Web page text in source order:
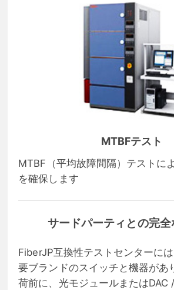
MTBFテスト
MTBF（平均故障間隔）テストに
を確保します
サードパーティとの完
FiberJP互換性テストセンターに
要ブランドのスイッチと機器があ
荷前に、光モジュールまたはDAC